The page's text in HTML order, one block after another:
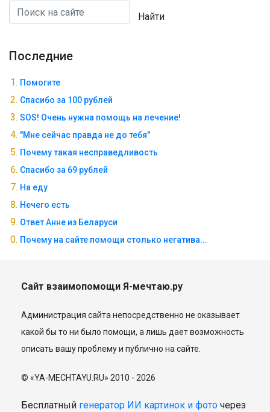
Найти
Последние
Помогите
Спасибо за 100 рублей
SOS! Очень нужна помощь на лечение!
"Мне сейчас правда не до тебя"
Почему такая несправедливость
Спасибо за 69 рублей
На еду
Нечего есть
Ответ Анне из Беларуси
Почему на сайте помощи столько негатива...
Сайт взаимопомощи Я-мечтаю.ру
Администрация сайта непосредственно не оказывает
какой бы то ни было помощи, а лишь дает возможность
описать вашу проблему и публично на сайте.
© «YA-MECHTAYU.RU» 2010 - 2026
Бесплатный генератор ИИ картинок и фото через